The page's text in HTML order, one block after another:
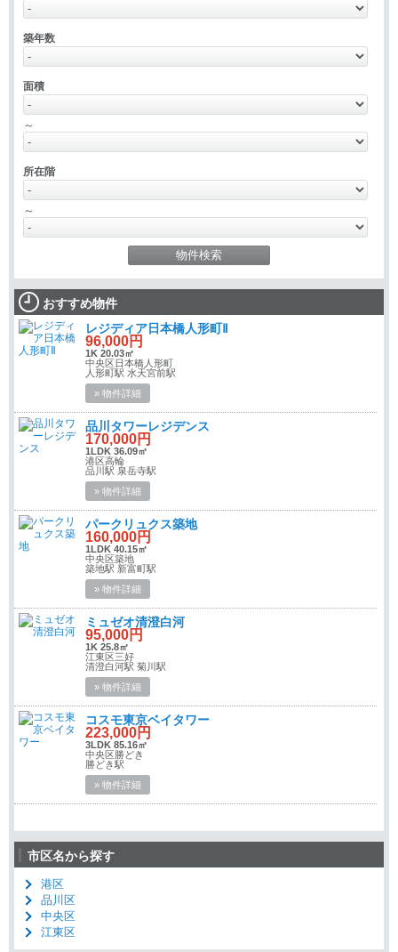
築年数
面積
～
所在階
～
おすすめ物件
レジディア日本橋人形町Ⅱ
96,000円
1K 20.03㎡
中央区日本橋人形町
人形町駅 水天宮前駅
» 物件詳細
品川タワーレジデンス
170,000円
1LDK 36.09㎡
港区高輪
品川駅 泉岳寺駅
» 物件詳細
パークリュクス築地
160,000円
1LDK 40.15㎡
中央区築地
築地駅 新富町駅
» 物件詳細
ミュゼオ清澄白河
95,000円
1K 25.8㎡
江東区三好
清澄白河駅 菊川駅
» 物件詳細
コスモ東京ベイタワー
223,000円
3LDK 85.16㎡
中央区勝どき
勝どき駅
» 物件詳細
市区名から探す
港区
品川区
中央区
江東区